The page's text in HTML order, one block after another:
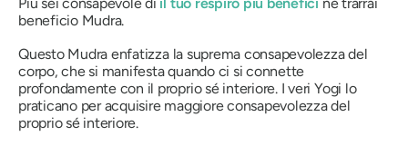
beneficio Mudra.
Questo Mudra enfatizza la suprema consapevolezza del
corpo, che si manifesta quando ci si connette
profondamente con il proprio sé interiore. I veri Yogi lo
praticano per acquisire maggiore consapevolezza del
proprio sé interiore.